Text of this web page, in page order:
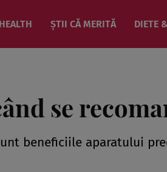
HEALTH ȘTII CĂ MERITĂ DIETE
se
beneficiile aparatului